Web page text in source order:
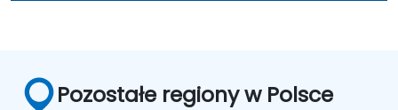
Pozostałe regiony w Polsce